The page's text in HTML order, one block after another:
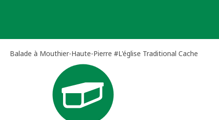
Balade à Mouthier-Haute-Pierre #L'église Traditional Cache